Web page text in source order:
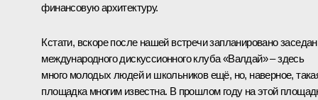
финансовую архитектуру.
Кстати, вскоре после нашей встречи запланировано
международного дискуссионного клуба «Валдай» – здесь
много молодых людей и школьников ещё, но, наверное,
площадка многим известна. В прошлом году на этой